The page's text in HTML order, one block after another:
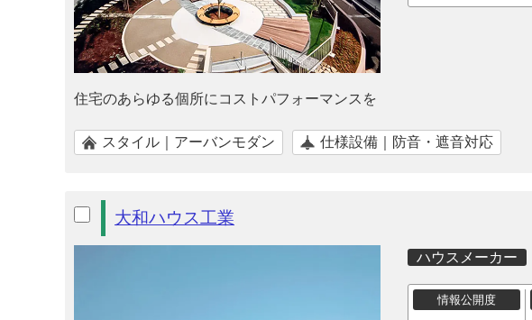
住宅のあらゆる個所にコストパフォーマンスを
スタイル｜アーバンモダン 仕様設備｜防音・遮音対応
大和ハウス工業
ハウスメーカー
情報公開度